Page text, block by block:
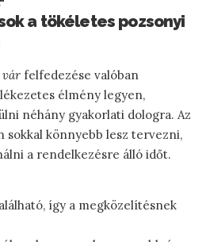
a tökéletes pozsonyi
vár felfedezése valóban
élmény legyen,
néhány gyakorlati dologra. Az
könnyebb lesz tervezni,
a rendelkezésre álló időt.
így a megközelítésnek